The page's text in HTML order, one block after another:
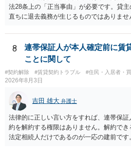
法28条上の「正当事由」が必要です。貸主
直ちに退去義務が生じるものではありま
新たな定期借家契約を締結する形になり
前提であり、借主が同意しなければ成立し
績、子どもの学校や地域とのつながり、
などは、借主側の強い居住継続の必要性
重視される要素ですので、貸主側にかなり
がない限り、更新拒絶が認められるハー
れます。 建物が未登記であること自体は
に否定するものではなく、引渡しがされて
有効とされています。 今後の交渉では、
しており定期借家への変更に合意してい
（誰が所有者で誰が実際に住む予定か等）
ほしいこと、③自分たちの居住継続の必要
8
連帯保証人が本人確定前に賃
ことに関して
#契約解除 #賃貸契約トラブル #住民・入居者・
2026年8月3日
吉田 雄大 弁護士
法律的に正しい言い方をすれば、連帯保
約を解約する権限はありません。解約で
法定相続人だけであるのが一応の建前で